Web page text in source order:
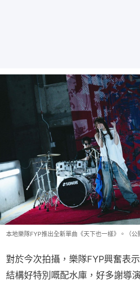
本地樂隊FYP推出全新單曲《天下也一樣》。（公
對於今次拍攝，樂隊FYP興奮表
結構好特別嘅配水庫，好多謝導